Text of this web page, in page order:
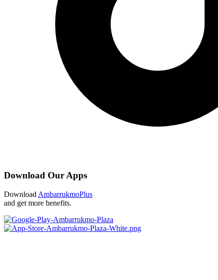
Download Our Apps
Download AmbarrukmoPlus
and get more benefits.